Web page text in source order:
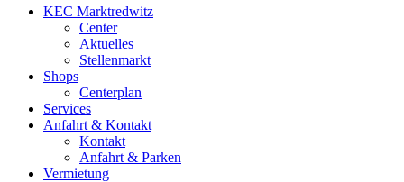
KEC Marktredwitz
Center
Aktuelles
Stellenmarkt
Shops
Centerplan
Services
Anfahrt & Kontakt
Kontakt
Anfahrt & Parken
Vermietung